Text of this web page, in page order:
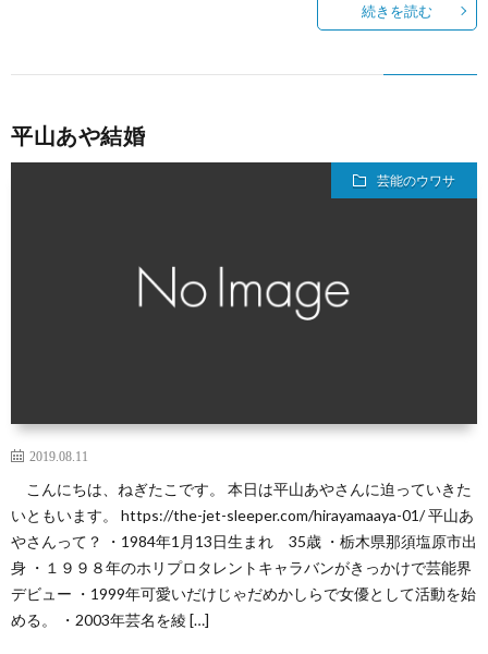
続きを読む
平山あや結婚
芸能のウワサ
2019.08.11
こんにちは、ねぎたこです。 本日は平山あやさんに迫っていきた
いともいます。 https://the-jet-sleeper.com/hirayamaaya-01/ 平山あ
やさんって？ ・1984年1月13日生まれ 35歳 ・栃木県那須塩原市出
身 ・１９９８年のホリプロタレントキャラバンがきっかけで芸能界
デビュー ・1999年可愛いだけじゃだめかしらで女優として活動を始
める。 ・2003年芸名を綾 […]